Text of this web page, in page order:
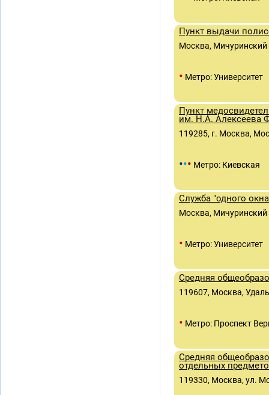
Пункт выдачи
Москва, Мичуринский
• Метро: Университет
Пункт
им. Н.А. Алексеева
119285, г. Москва,
••• Метро: Киевская
Служба "одного
Москва, Мичуринский
• Метро: Университет
Средняя
119607, Москва,
• Метро: Проспект
Средняя
отдельных
119330, Москва, ул.